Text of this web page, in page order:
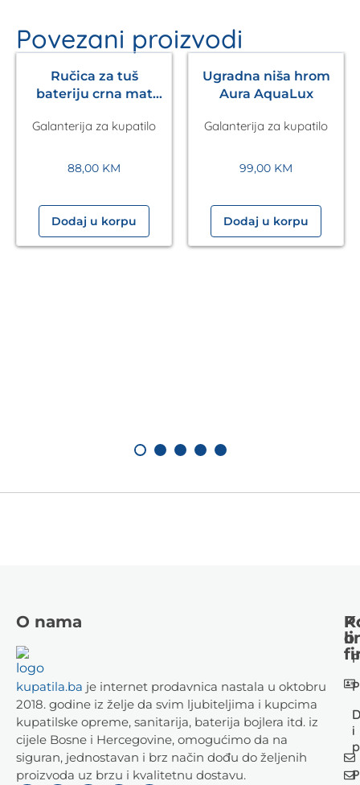
Povezani proizvodi
Ručica za tuš
bateriju crna mat
HANSGROHE
Galanterija za kupatilo
88,00 KM
Dodaj u korpu
Ugradna niša hrom
Aura AquaLux
Galanterija za kupatilo
99,00 KM
Dodaj u korpu
O nama
kupatila.ba je internet prodavnica nastala u oktobru
2018. godine iz želje da svim ljubiteljima i kupcima
kupatilske opreme, sanitarija, baterija bojlera itd. iz
cijele Bosne i Hercegovine, omogućimo da na
siguran, jednostavan i brz način dođu do željenih
proizvoda uz brzu i kvalitetnu dostavu.
i
o